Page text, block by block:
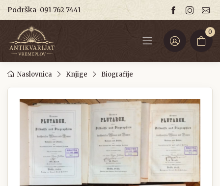
Podrška 091 762 7441
0
Naslovnica Knjige Biografije